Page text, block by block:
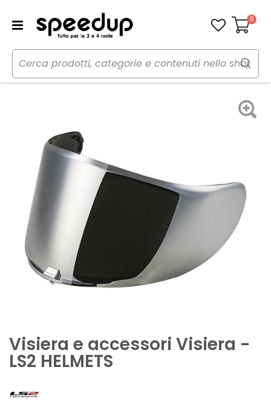
Carrello
0
Home Moto Caschi moto
Caschi accessori
Visiera e accessori Visiera - LS2 HELMETS
Visiera e accessori Visiera -
LS2 HELMETS